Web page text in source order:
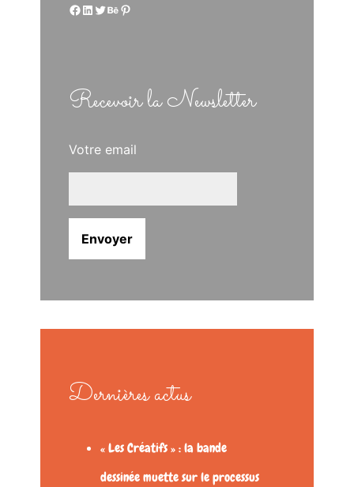
Facebook LinkedIn Twitter Behance Pinterest
Recevoir la Newsletter
Votre email
Dernières actus
« Les Créatifs » : la bande
dessinée muette sur le processus